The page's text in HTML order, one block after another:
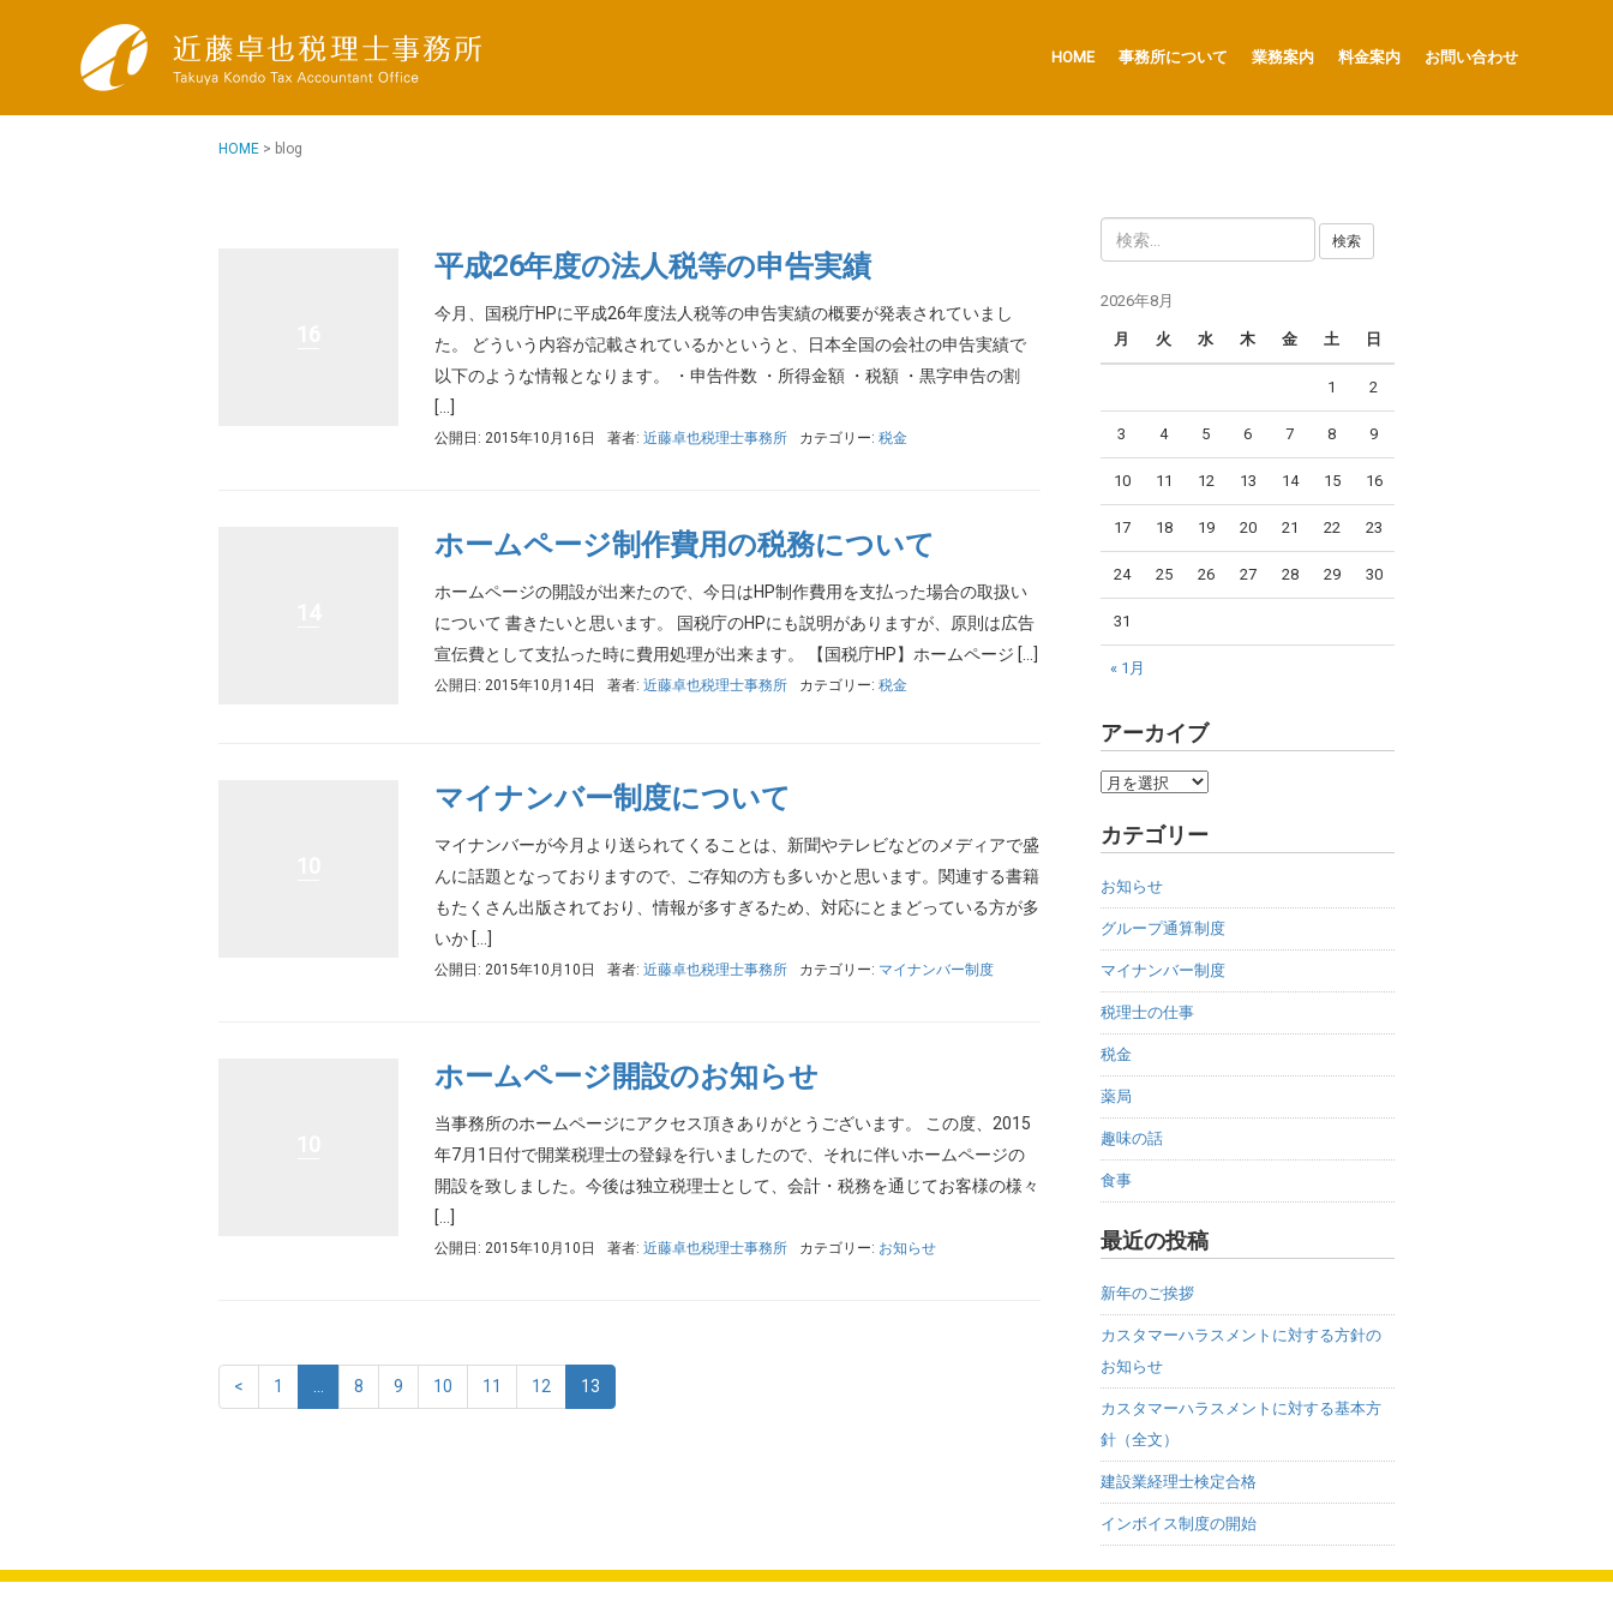
HOME 事務所について 業務案内 料金案内 お問い合わせ
HOME > blog
平成26年度の法人税等の申告実績
今月、国税庁HPに平成26年度法人税等の申告実績の概要が発表されていまし
た。 どういう内容が記載されているかというと、日本全国の会社の申告実績で
以下のような情報となります。 ・申告件数 ・所得金額 ・税額 ・黒字申告の割
[…]
公開日: 2015年10月16日 著者: 近藤卓也税理士事務所 カテゴリー: 税金
ホームページ制作費用の税務について
ホームページの開設が出来たので、今日はHP制作費用を支払った場合の取扱い
について 書きたいと思います。 国税庁のHPにも説明がありますが、原則は広告
宣伝費として支払った時に費用処理が出来ます。 【国税庁HP】ホームページ […]
公開日: 2015年10月14日 著者: 近藤卓也税理士事務所 カテゴリー: 税金
マイナンバー制度について
マイナンバーが今月より送られてくることは、新聞やテレビなどのメディアで盛
んに話題となっておりますので、ご存知の方も多いかと思います。関連する書籍
もたくさん出版されており、情報が多すぎるため、対応にとまどっている方が多
いか […]
公開日: 2015年10月10日 著者: 近藤卓也税理士事務所 カテゴリー: マイナンバー制度
ホームページ開設のお知らせ
当事務所のホームページにアクセス頂きありがとうございます。 この度、2015
年7月1日付で開業税理士の登録を行いましたので、それに伴いホームページの
開設を致しました。今後は独立税理士として、会計・税務を通じてお客様の様々
[…]
公開日: 2015年10月10日 著者: 近藤卓也税理士事務所 カテゴリー: お知らせ
< 1 8 9 10 11 12 13
索
:2026年8月
月 火 水 木 金 土 日
« 1月
1 2
3 4 5 6 7 8 9
10 11 12 13 14 15 16
17 18 19 20 21 22 23
24 25 26 27 28 29 30
31
アーカイブ
ア
カ
ブ
カテゴリー
お知らせ
グループ通算制度
マイナンバー制度
税理士の仕事
税金
薬局
趣味の話
食事
最近の投稿
新年のご挨拶
カスタマーハラスメントに対する方針の
お知らせ
カスタマーハラスメントに対する基本方
針（全文）
建設業経理士検定合格
インボイス制度の開始